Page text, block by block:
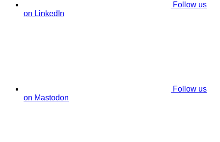
Follow us
on LinkedIn
Follow us
on Mastodon